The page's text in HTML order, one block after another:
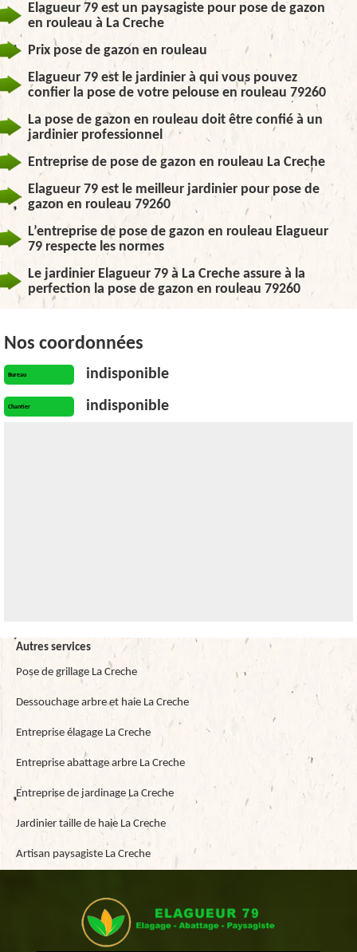
Elagueur 79 est un paysagiste pour pose de gazon
en rouleau à La Creche
Prix pose de gazon en rouleau
Elagueur 79 est le jardinier à qui vous pouvez
confier la pose de votre pelouse en rouleau 79260
La pose de gazon en rouleau doit être confié à un
jardinier professionnel
Entreprise de pose de gazon en rouleau La Creche
Elagueur 79 est le meilleur jardinier pour pose de
gazon en rouleau 79260
L’entreprise de pose de gazon en rouleau Elagueur
79 respecte les normes
Le jardinier Elagueur 79 à La Creche assure à la
perfection la pose de gazon en rouleau 79260
Nos coordonnées
Bureau indisponible
Chantier indisponible
Autres services
Pose de grillage La Creche
Dessouchage arbre et haie La Creche
Entreprise élagage La Creche
Entreprise abattage arbre La Creche
Entreprise de jardinage La Creche
Jardinier taille de haie La Creche
Artisan paysagiste La Creche